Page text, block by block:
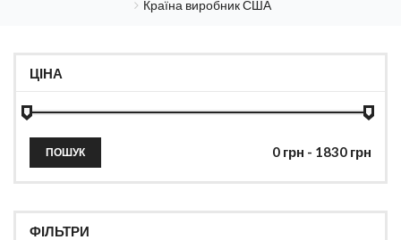
Країна виробник США
ЦІНА
ПОШУК
ФІЛЬТРИ